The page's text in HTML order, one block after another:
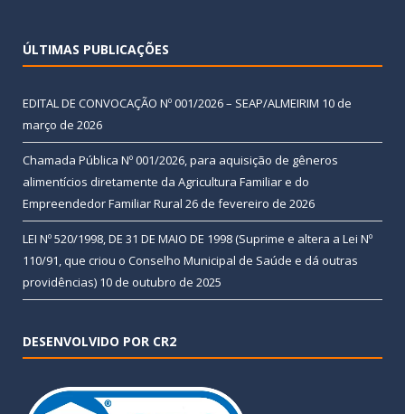
ÚLTIMAS PUBLICAÇÕES
EDITAL DE CONVOCAÇÃO Nº 001/2026 – SEAP/ALMEIRIM 10 de
março de 2026
Chamada Pública Nº 001/2026, para aquisição de gêneros
alimentícios diretamente da Agricultura Familiar e do
Empreendedor Familiar Rural 26 de fevereiro de 2026
LEI Nº 520/1998, DE 31 DE MAIO DE 1998 (Suprime e altera a Lei Nº
110/91, que criou o Conselho Municipal de Saúde e dá outras
providências) 10 de outubro de 2025
DESENVOLVIDO POR CR2